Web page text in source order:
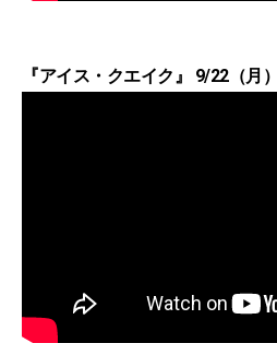
『アイス・クエイク』 9/22（月